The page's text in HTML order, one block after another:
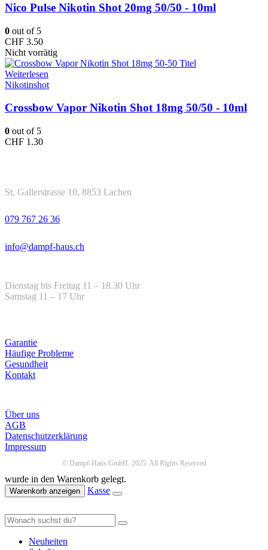
Nico Pulse Nikotin Shot 20mg 50/50 - 10ml
0 out of 5
CHF 3.50
Nicht vorrätig
Weiterlesen
Nikotinshot
Crossbow Vapor Nikotin Shot 18mg 50/50 - 10ml
0 out of 5
CHF 1.30
St. Gallerstrasse 10, 8853 Lachen
079 767 26 36
info@dampf-haus.ch
Dienstag bis Freitag 11 – 18.30 Uhr
Samstag 11 – 17 Uhr
Garantie
Häufige Probleme
Gesundheit
Kontakt
Über uns
AGB
Datenschutzerklärung
Impressum
© Dampf-Haus GmbH. 2025. All Rights Reserved
wurde in den Warenkorb gelegt.
Warenkorb anzeigen Kasse
Neuheiten